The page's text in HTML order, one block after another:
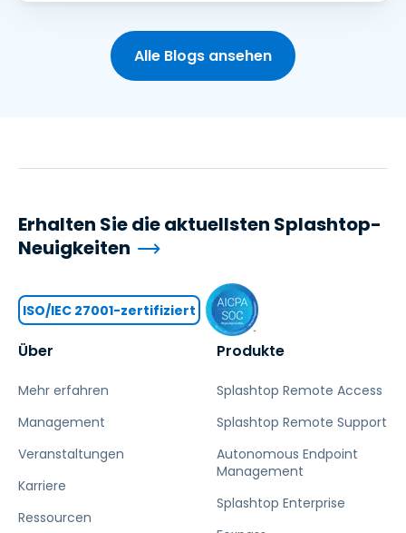
Alle Blogs ansehen
Über
Mehr erfahren
Management
Veranstaltungen
Karriere
Ressourcen
Produkte
Splashtop Remote Access
Splashtop Remote Support
Autonomous Endpoint
Management
Splashtop Enterprise
Erhalten Sie die aktuellsten Splashtop-
Neuigkeiten
ISO/IEC 27001-zertifiziert